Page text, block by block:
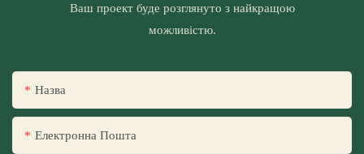
Ваш проект буде розглянуто з найкращою
можливістю.
Назва
Електронна Пошта